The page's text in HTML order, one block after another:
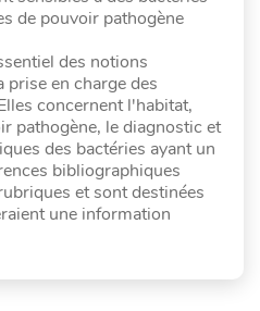
de pouvoir pathogène
des notions
en charge des
concernent l'habitat,
pathogène, le diagnostic et
des bactéries ayant un
bibliographiques
et sont destinées
une information